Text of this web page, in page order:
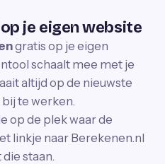
je eigen website
gratis op je eigen
schaalt mee met je
altijd op de nieuwste
te werken.
op de plek waar de
linkje naar Berekenen.nl
staan.